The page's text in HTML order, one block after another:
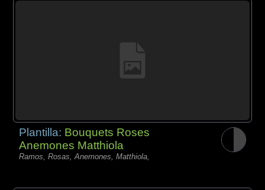
Plantilla: Bouquets Roses
Anemones Matthiola
Ramos, Rosas, Anemones, Matthiola,